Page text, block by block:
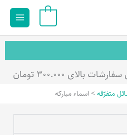
Main
۳۰۰.۰۰۰ تومان
متفرّقه اسماء مبارکه